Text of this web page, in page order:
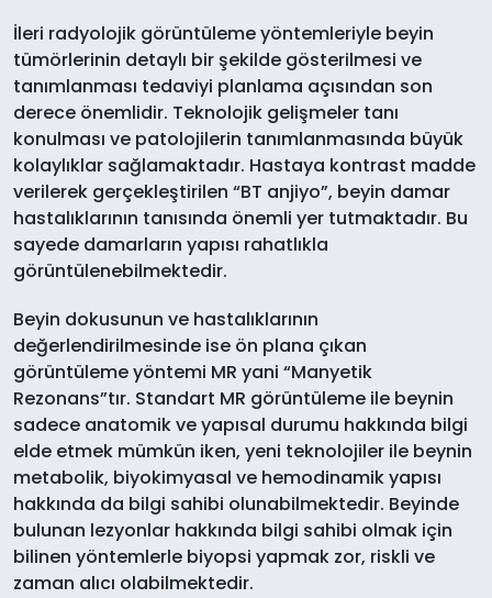
İleri radyolojik görüntüleme yöntemleriyle beyin
tümörlerinin detaylı bir şekilde gösterilmesi ve
tanımlanması tedaviyi planlama açısından son
derece önemlidir. Teknolojik gelişmeler tanı
konulması ve patolojilerin tanımlanmasında büyük
kolaylıklar sağlamaktadır. Hastaya kontrast madde
verilerek gerçekleştirilen “BT anjiyo”, beyin damar
hastalıklarının tanısında önemli yer tutmaktadır. Bu
sayede damarların yapısı rahatlıkla
görüntülenebilmektedir.
Beyin dokusunun ve hastalıklarının
değerlendirilmesinde ise ön plana çıkan
görüntüleme yöntemi MR yani “Manyetik
Rezonans”tır. Standart MR görüntüleme ile beynin
sadece anatomik ve yapısal durumu hakkında bilgi
elde etmek mümkün iken, yeni teknolojiler ile beynin
metabolik, biyokimyasal ve hemodinamik yapısı
hakkında da bilgi sahibi olunabilmektedir. Beyinde
bulunan lezyonlar hakkında bilgi sahibi olmak için
bilinen yöntemlerle biyopsi yapmak zor, riskli ve
zaman alıcı olabilmektedir.